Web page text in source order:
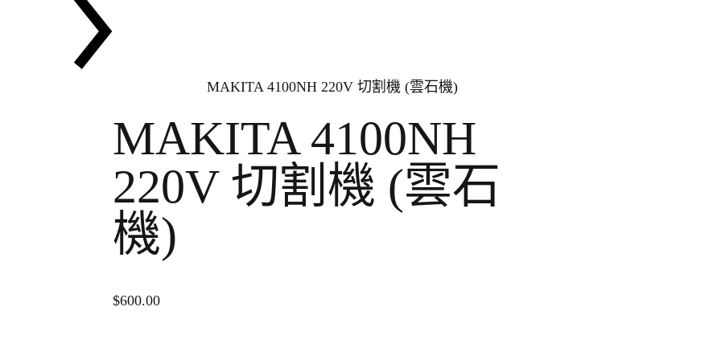
MAKITA 4100NH 220V 切割機 (雲石機)
MAKITA 4100NH
220V 切割機 (雲石
機)
$600.00